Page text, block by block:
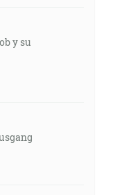
y su